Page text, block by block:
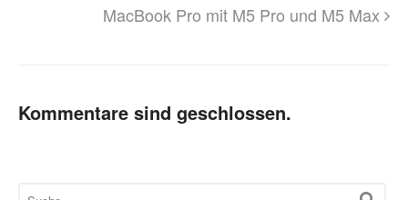
MacBook Pro mit M5 Pro und M5 Max
Kommentare sind geschlossen.